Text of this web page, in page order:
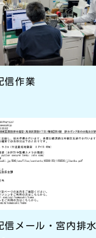
信作業
信メール・宮内排